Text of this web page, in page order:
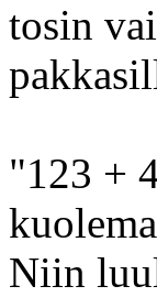
tosin
"123 +
Niin